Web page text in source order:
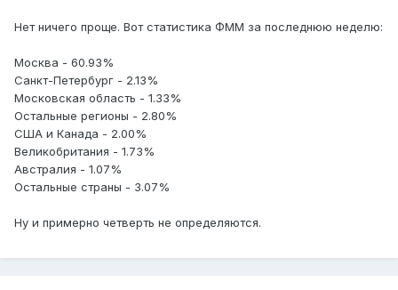
Нет ничего проще. Вот статистика ФММ за последнюю неделю:
Москва - 60.93%
Санкт-Петербург - 2.13%
Московская область - 1.33%
Остальные регионы - 2.80%
США и Канада - 2.00%
Великобритания - 1.73%
Австралия - 1.07%
Остальные страны - 3.07%
Ну и примерно четверть не определяются.